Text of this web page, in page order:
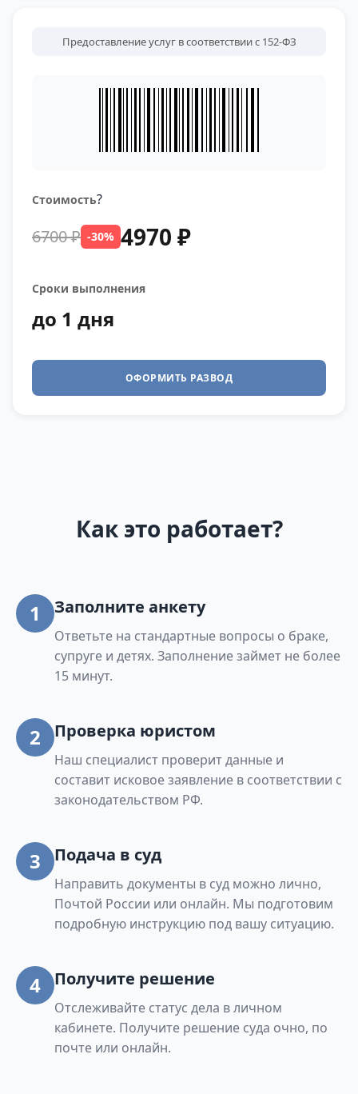
Предоставление услуг в соответствии с 152-ФЗ
Стоимость?
6700 ₽ -30% 4970 ₽
Сроки выполнения
до 1 дня
ОФОРМИТЬ РАЗВОД
Как это работает?
1 Заполните анкету
Ответьте на стандартные вопросы о браке,
супруге и детях. Заполнение займет не более
15 минут.
2 Проверка юристом
Наш специалист проверит данные и
составит исковое заявление в соответствии с
законодательством РФ.
3 Подача в суд
Направить документы в суд можно лично,
Почтой России или онлайн. Мы подготовим
подробную инструкцию под вашу ситуацию.
4 Получите решение
Отслеживайте статус дела в личном
кабинете. Получите решение суда очно, по
почте или онлайн.